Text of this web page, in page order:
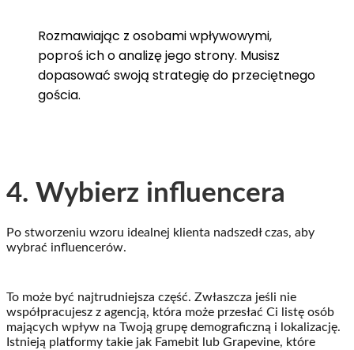
Rozmawiając z osobami wpływowymi,
poproś ich o analizę jego strony. Musisz
dopasować swoją strategię do przeciętnego
gościa.
4. Wybierz influencera
Po stworzeniu wzoru idealnej klienta nadszedł czas, aby
wybrać influencerów.
To może być najtrudniejsza część. Zwłaszcza jeśli nie
współpracujesz z agencją, która może przesłać Ci listę osób
mających wpływ na Twoją grupę demograficzną i lokalizację.
Istnieją platformy takie jak Famebit lub Grapevine, które